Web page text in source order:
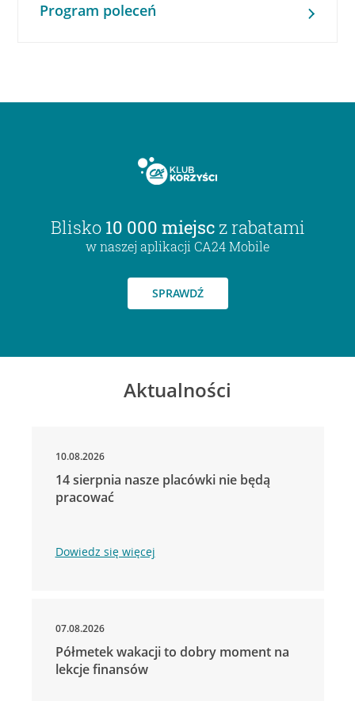
Program poleceń
Blisko 10 000 miejsc z rabatami
w naszej aplikacji CA24 Mobile
SPRAWDŹ
Aktualności
10.08.2026
14 sierpnia nasze placówki nie będą
pracować
Dowiedz się więcej
07.08.2026
Półmetek wakacji to dobry moment na
lekcje finansów